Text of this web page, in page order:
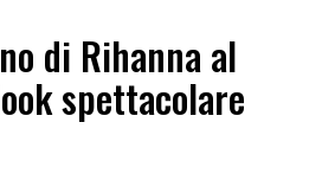
di Rihanna al
spettacolare